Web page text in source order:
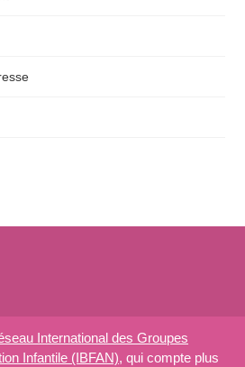
International des Groupes
Infantile (IBFAN), qui compte plus